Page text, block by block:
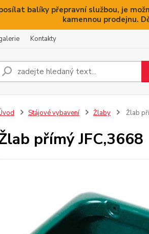
balíky přepravní službou, je
kamennou prodejnu.
Kontakty
Stájové vybavení Žlaby Žlab
přímý JFC,3668